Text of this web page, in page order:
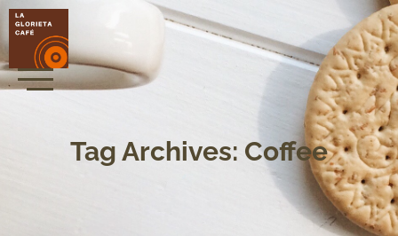
Tag Archives: Coffee